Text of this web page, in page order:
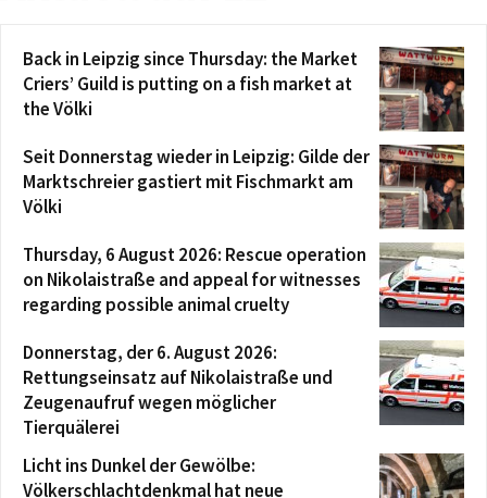
Back in Leipzig since Thursday: the Market
Criers’ Guild is putting on a fish market at
the Völki
Seit Donnerstag wieder in Leipzig: Gilde der
Marktschreier gastiert mit Fischmarkt am
Völki
Thursday, 6 August 2026: Rescue operation
on Nikolaistraße and appeal for witnesses
regarding possible animal cruelty
Donnerstag, der 6. August 2026:
Rettungseinsatz auf Nikolaistraße und
Zeugenaufruf wegen möglicher
Tierquälerei
Licht ins Dunkel der Gewölbe:
Völkerschlachtdenkmal hat neue